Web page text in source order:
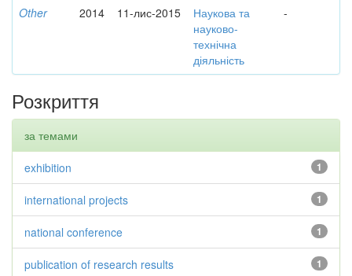
Other 2014 11-лис-2015
Наукова та
науково-
технічна
діяльність
-
Розкриття
за темами
1
exhibition
1
international projects
1
national conference
1
publication of research results